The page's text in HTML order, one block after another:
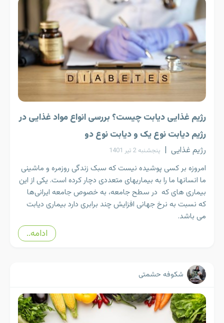
رژیم غذایی دیابت چیست؟ بررسی انواع مواد غذایی در
رژیم دیابت نوع یک و دیابت نوع دو
رژیم غذایی | پنجشنبه 2 تیر 1401
امروزه بر کسی پوشیده نیست که سبک زندگی روزمره و ماشینی
ما انسانها ما را به بیماریهای متعددی دچار کرده است. یکی از این
بیماری های که در سطح جامعه، به خصوص جامعه ایرانی­­­­­­­­­­­­­­­­­­­­­­­­­­­­­­­­­­­­­­­­­­­­­­­­­­­­­­­­­­­­­­­ها
که نسبت به نرخ جهانی افزایش چند برابری دارد بیماری دیابت
می باشد.
ادامه..
شکوفه حشمتی